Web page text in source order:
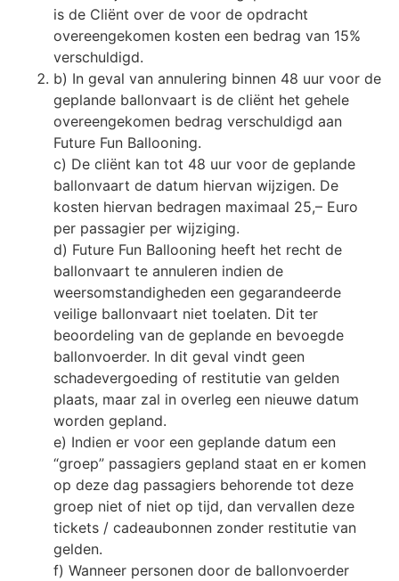
is de Cliënt over de voor de opdracht
overeengekomen kosten een bedrag van 15%
verschuldigd.
b) In geval van annulering binnen 48 uur voor de
geplande ballonvaart is de cliënt het gehele
overeengekomen bedrag verschuldigd aan
Future Fun Ballooning.
c) De cliënt kan tot 48 uur voor de geplande
ballonvaart de datum hiervan wijzigen. De
kosten hiervan bedragen maximaal 25,– Euro
per passagier per wijziging.
d) Future Fun Ballooning heeft het recht de
ballonvaart te annuleren indien de
weersomstandigheden een gegarandeerde
veilige ballonvaart niet toelaten. Dit ter
beoordeling van de geplande en bevoegde
ballonvoerder. In dit geval vindt geen
schadevergoeding of restitutie van gelden
plaats, maar zal in overleg een nieuwe datum
worden gepland.
e) Indien er voor een geplande datum een
“groep” passagiers gepland staat en er komen
op deze dag passagiers behorende tot deze
groep niet of niet op tijd, dan vervallen deze
tickets / cadeaubonnen zonder restitutie van
gelden.
f) Wanneer personen door de ballonvoerder